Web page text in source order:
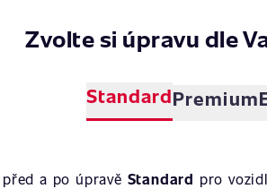
Zvolte si úpravu dle
StandardPremium
a po úpravě Standard pro